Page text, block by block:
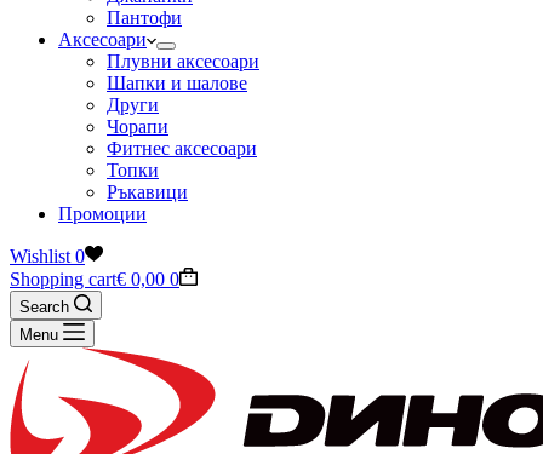
Пантофи
Аксесоари
Плувни аксесоари
Шапки и шалове
Други
Чорапи
Фитнес аксесоари
Топки
Ръкавици
Промоции
Wishlist 0
Shopping cart€ 0,00 0
Search
Menu